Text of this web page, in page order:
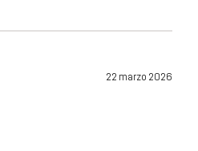
22 marzo 2026